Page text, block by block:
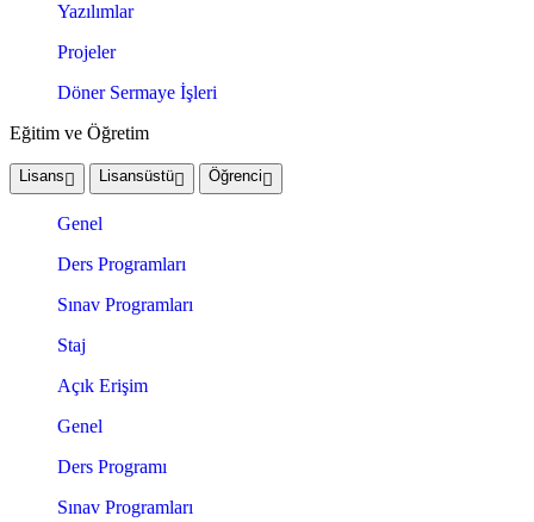
Yazılımlar
Projeler
Döner Sermaye İşleri
Eğitim ve Öğretim
Lisans Lisansüstü Öğrenci
Genel
Ders Programları
Sınav Programları
Staj
Açık Erişim
Genel
Ders Programı
Sınav Programları